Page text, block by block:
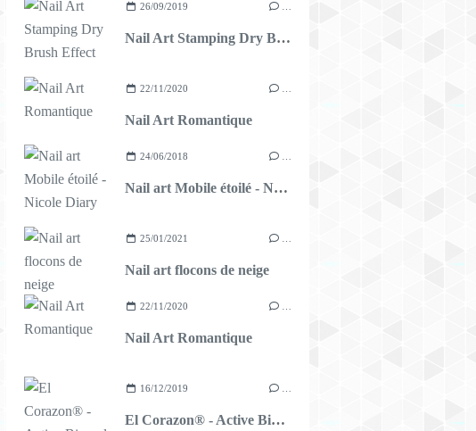
26/09/2019
Nail Art Stamping Dry Brush Effect
22/11/2020
Nail Art Romantique
24/06/2018
Nail art Mobile étoilé - Nicole Diary
25/01/2021
Nail art flocons de neige
22/11/2020
Nail Art Romantique
16/12/2019
El Corazon® - Active Bio-gel - Star Baths